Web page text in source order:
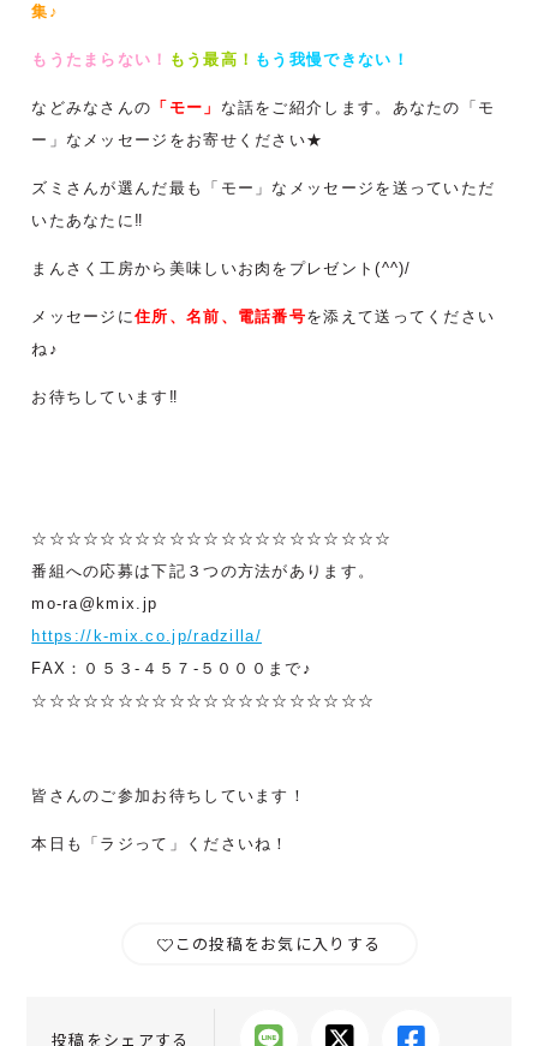
集♪
もうたまらない！ もう最高！ もう我慢できない！
などみなさんの 「モー」 な話をご紹介します。あなたの「モ
ー」なメッセージをお寄せください★
ズミさんが選んだ最も「モー」なメッセージを送っていただ
いたあなたに‼
まんさく工房から美味しいお肉をプレゼント(^^)/
メッセージに住所、名前、電話番号を添えて送ってください
ね♪
お待ちしています‼
☆☆☆☆☆☆☆☆☆☆☆☆☆☆☆☆☆☆☆☆☆
番組への応募は下記３つの方法があります。
mo-ra@kmix.jp
https://k-mix.co.jp/radzilla/
FAX：０５３-４５７-５０００まで♪
☆☆☆☆☆☆☆☆☆☆☆☆☆☆☆☆☆☆☆☆
皆さんのご参加お待ちしています！
本日も「ラジって」くださいね！
この投稿をお気に入りする
投稿をシェアする